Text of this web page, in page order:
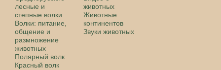
лесные и
степные волки
Волки: питание,
общение и
размножение
животных
Полярный волк
Красный волк
животных
Животные
континентов
Звуки животных